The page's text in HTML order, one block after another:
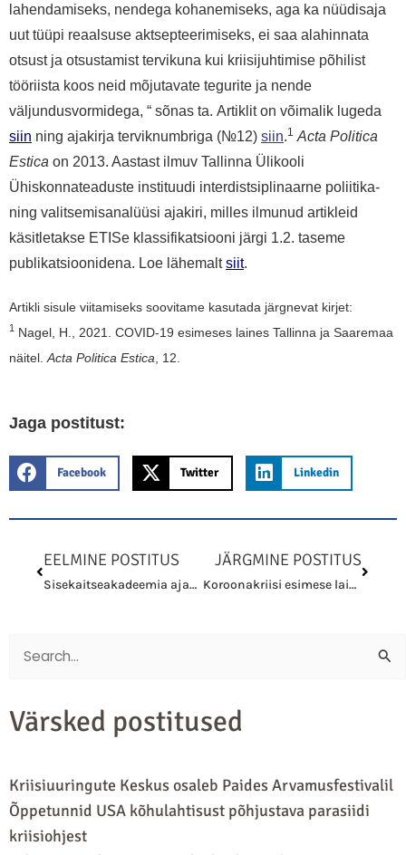
lahendamiseks, nendega kohanemiseks, aga ka nüüdisaja
uut tüüpi reaalsuse aktsepteerimiseks, ei saa alahinnata
otsust ja otsustamist tervikuna kui kriisijuhtimise põhilist
tööriista koos neid mõjutavate tegurite ja nende
väljundusvormidega, “ sõnas ta. Artiklit on võimalik lugeda
siin ning ajakirja terviknumbriga (№12) siin.1 Acta Politica
Estica on 2013. Aastast ilmuv Tallinna Ülikooli
Ühiskonnateaduste instituudi interdistsiplinaarne poliitika-
ning valitsemisanalüüsi ajakiri, milles ilmunud artikleid
käsitletakse ETISe klassifikatsiooni järgi 1.2. taseme
publikatsioonidena. Loe lähemaltsiit.
Artikli sisule viitamiseks soovitame kasutada järgnevat kirjet:
1 Nagel, H., 2021. COVID-19 esimeses laines Tallinna ja Saaremaa
näitel. Acta Politica Estica , 12.
Jaga postitust:
Facebook Twitter Linkedin
EELMINE POSTITUS
Sisekaitseakadeemia ajakirjas „Verbis Aut Re“ ilmus artikkel kriisides otsustamist mõjutavatest teguritest
JÄRGMINE POSTITUS
Koroonakriisi esimese laine suursündmuste kriisijuhtimise otsuseid mõjutanud tegurid Kirkorovi kontserdi ja Saaremaa võrkpallimängude näitel
Search
Värsked postitused
Kriisiuuringute Keskus osaleb Paides Arvamusfestivalil
Õppetunnid USA kõhulahtisust põhjustava parasiidi
kriisiohjest